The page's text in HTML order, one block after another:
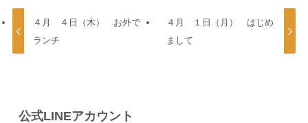
４月 ４日（木） お外で
ランチ
４月 １日（月） はじめ
まして
公式LINEアカウント